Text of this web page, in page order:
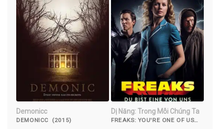
Demonicc
DEMONICC (2015)
Dị Năng: Trong Mỗi Chúng Ta
FREAKS: YOU'RE ONE OF US